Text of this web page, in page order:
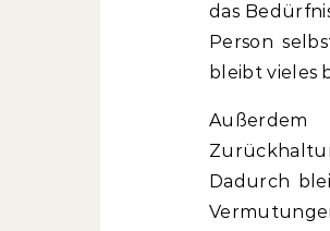
das
Person
bleibt vieles
Außerdem
Dadurch